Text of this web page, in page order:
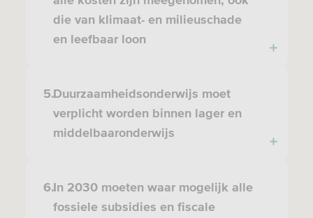
die van klimaat- en milieuschade
en leefbaar loon
5.Duurzaamheidsonderwijs moet
verplicht worden binnen lager en
middelbaaronderwijs
6.In 2030 moeten waar mogelijk alle
fossiele subsidies en fiscale